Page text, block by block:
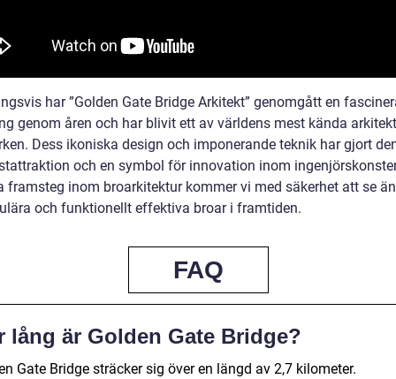
har ”Golden Gate Bridge Arkitekt” genomgått en
genom åren och har blivit ett av världens mest kända
Dess ikoniska design och imponerande teknik har gjort
och en symbol för innovation inom
framsteg inom broarkitektur kommer vi med säkerhet att se
och funktionellt effektiva broar i framtiden.
FAQ
lång är Golden Gate Bridge?
Gate Bridge sträcker sig över en längd av 2,7 kilometer.